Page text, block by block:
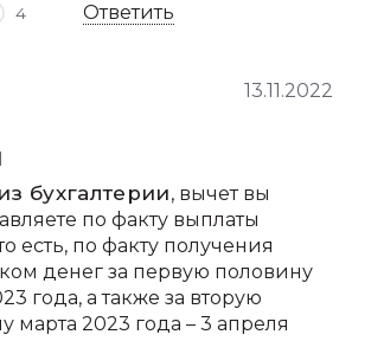
4 Ответить
13.11.2022
бухгалтерии, вычет вы
по факту выплаты
есть, по факту получения
денег за первую половину
года, а также за вторую
марта 2023 года – 3 апреля